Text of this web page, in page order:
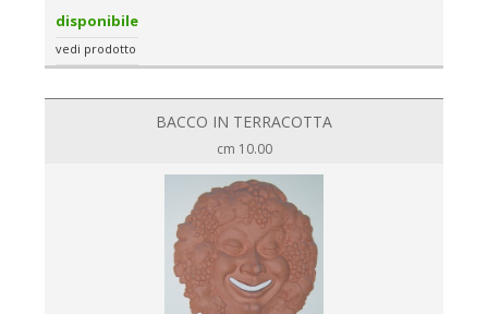
disponibile
vedi prodotto
BACCO IN TERRACOTTA
cm 10.00